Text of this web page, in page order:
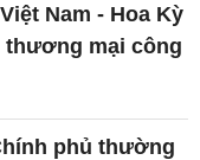
Nam - Hoa Kỳ
mại công
phủ thường